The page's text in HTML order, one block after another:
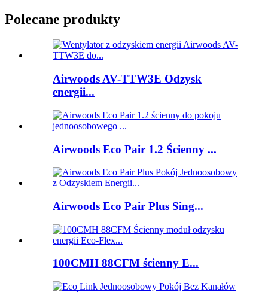
Polecane produkty
Airwoods AV-TTW3E Odzysk
energii...
Airwoods Eco Pair 1.2 Ścienny ...
Airwoods Eco Pair Plus Sing...
100CMH 88CFM ścienny E...